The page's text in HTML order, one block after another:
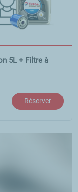
5L + Filtre à
Réserver